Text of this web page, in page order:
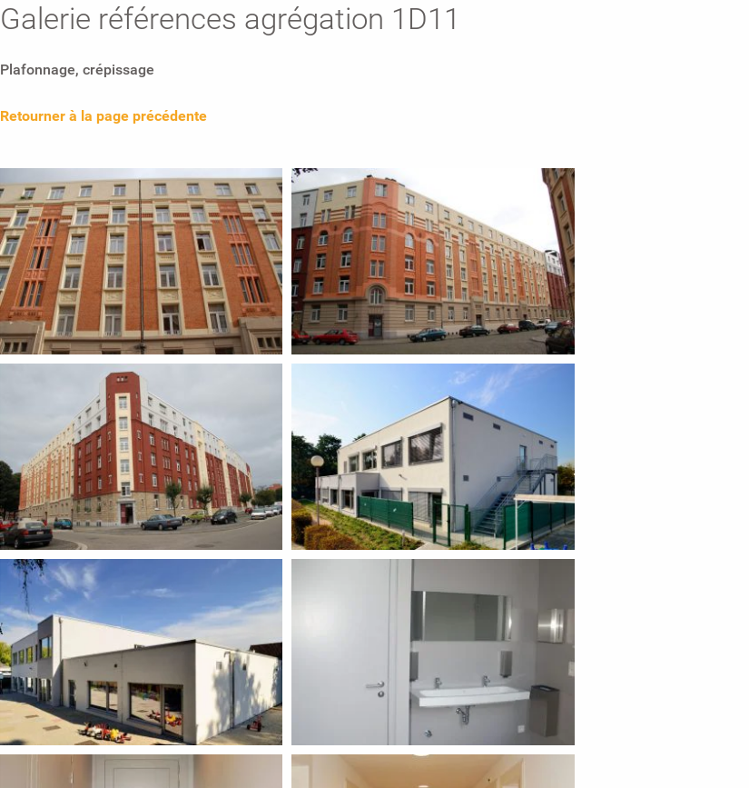
Galerie références agrégation 1D11
Plafonnage, crépissage
Retourner à la page précédente